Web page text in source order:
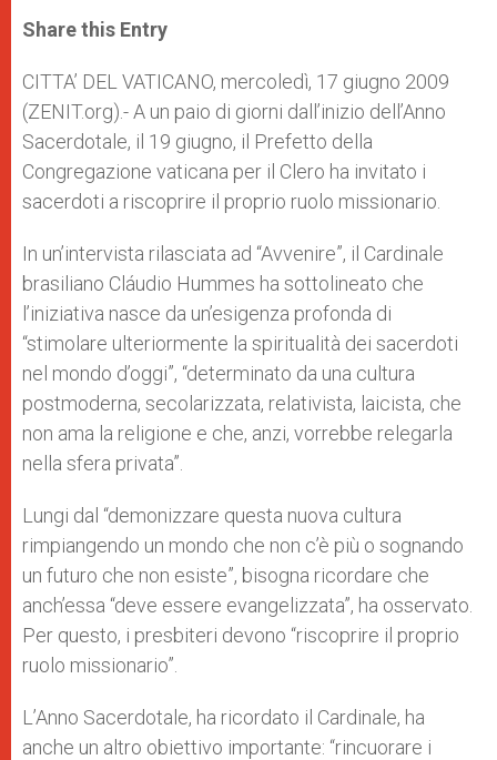
t
s
p
p
s
e
g
e
r
e
b
o
k
r
Share this Entry
CITTA’ DEL VATICANO, mercoledì, 17 giugno 2009
(ZENIT.org).- A un paio di giorni dall’inizio dell’Anno
Sacerdotale, il 19 giugno, il Prefetto della
Congregazione vaticana per il Clero ha invitato i
sacerdoti a riscoprire il proprio ruolo missionario.
In un’intervista rilasciata ad “Avvenire”, il Cardinale
brasiliano Cláudio Hummes ha sottolineato che
l’iniziativa nasce da un’esigenza profonda di
“stimolare ulteriormente la spiritualità dei sacerdoti
nel mondo d’oggi”, “determinato da una cultura
postmoderna, secolarizzata, relativista, laicista, che
non ama la religione e che, anzi, vorrebbe relegarla
nella sfera privata”.
Lungi dal “demonizzare questa nuova cultura
rimpiangendo un mondo che non c’è più o sognando
un futuro che non esiste”, bisogna ricordare che
anch’essa “deve essere evangelizzata”, ha osservato.
Per questo, i presbiteri devono “riscoprire il proprio
ruolo missionario”.
L’Anno Sacerdotale, ha ricordato il Cardinale, ha
anche un altro obiettivo importante: “rincuorare i